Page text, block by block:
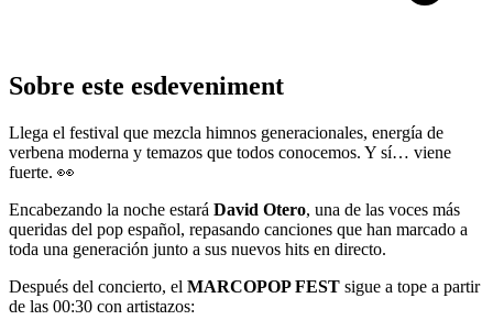
Sobre este esdeveniment
Llega el festival que mezcla himnos generacionales, energía de
verbena moderna y temazos que todos conocemos. Y sí… viene
fuerte. 👀
Encabezando la noche estará David Otero, una de las voces más
queridas del pop español, repasando canciones que han marcado a
toda una generación junto a sus nuevos hits en directo.
Después del concierto, el MARCOPOP FEST sigue a tope a partir
de las 00:30 con artistazos: